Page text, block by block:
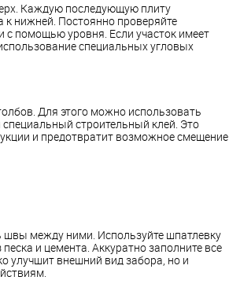
Каждую последующую плиту
к нижней. Постоянно проверяйте
с помощью уровня. Если участок имеет
специальных угловых
Для этого можно использовать
строительный клей. Это
и предотвратит возможное смещение
швы между ними. Используйте шпатлевку
и цемента. Аккуратно заполните все
улучшит внешний вид забора, но и